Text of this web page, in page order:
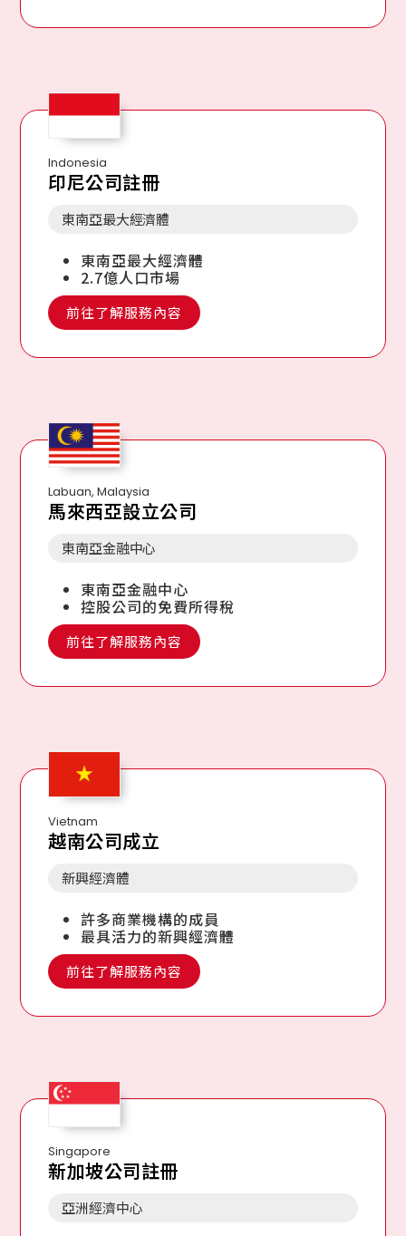
Indonesia
印尼公司註冊
東南亞最大經濟體
東南亞最大經濟體
2.7億人口市場
前往了解服務內容
Labuan, Malaysia
馬來西亞設立公司
東南亞金融中心
東南亞金融中心
控股公司的免費所得稅
前往了解服務內容
Vietnam
越南公司成立
新興經濟體
許多商業機構的成員
最具活力的新興經濟體
前往了解服務內容
Singapore
新加坡公司註冊
亞洲經濟中心